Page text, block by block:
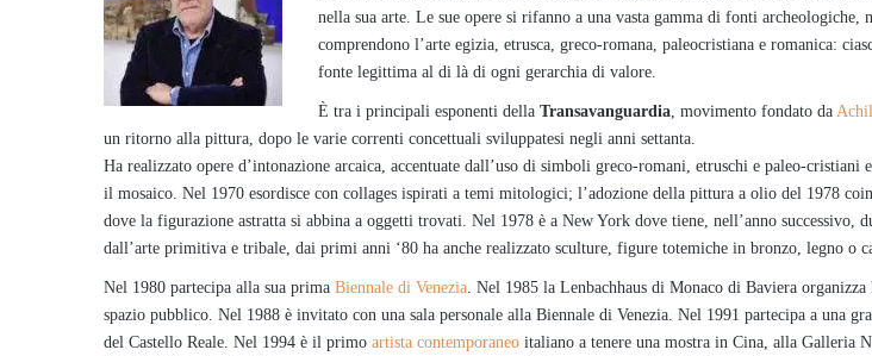
nella sua arte. Le sue opere si rifanno a una vasta gamma di fonti archeologiche,
comprendono l’arte egizia, etrusca, greco-romana, paleocristiana e romanica:
fonte legittima al di là di ogni gerarchia di valore.
È tra i principali esponenti della Transavanguardia , movimento fondato da
un ritorno alla pittura, dopo le varie correnti concettuali sviluppatesi negli anni settanta.
Ha realizzato opere d’intonazione arcaica, accentuate dall’uso di simboli greco-romani, etruschi e paleo-cristiani
il mosaico. Nel 1970 esordisce con collages ispirati a temi mitologici; l’adozione della pittura a olio del 1978
dove la figurazione astratta si abbina a oggetti trovati. Nel 1978 è a New York dove tiene, nell’anno successivo,
dall’arte primitiva e tribale, dai primi anni ‘80 ha anche realizzato sculture, figure totemiche in bronzo, legno o
Nel 1980 partecipa alla sua prima Biennale di Venezia . Nel 1985 la Lenbachhaus di Monaco di Baviera
spazio pubblico. Nel 1988 è invitato con una sala personale alla Biennale di Venezia. Nel 1991 partecipa a una
del Castello Reale. Nel 1994 è il primo artista contemporaneo italiano a tenere una mostra in Cina, alla Galleria